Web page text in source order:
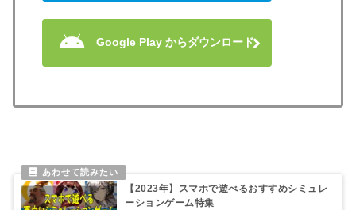
Google Play からダウンロード
【2023年】スマホで遊べるおすすめシミュレ
ーションゲーム特集